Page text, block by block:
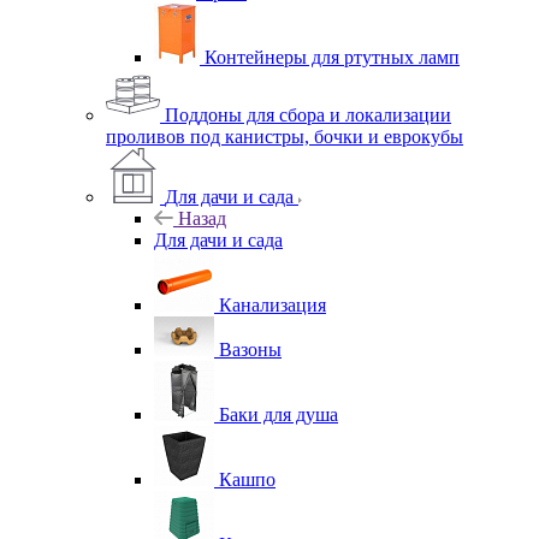
Контейнеры для ртутных ламп
Поддоны для сбора и локализации
проливов под канистры, бочки и еврокубы
Для дачи и сада
Назад
Для дачи и сада
Канализация
Вазоны
Баки для душа
Кашпо